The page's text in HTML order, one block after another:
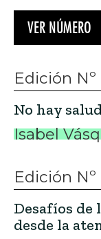
VER NÚMERO
Edición Nº
No hay
Isabel
Edición Nº
Desafíos de
desde la